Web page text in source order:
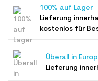
100% auf Lager
Lieferung
kostenlos für
Überall in
Lieferung